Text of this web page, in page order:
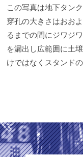
この写真は地下タン
穿孔の大きさはおお
るまでの間にジワジ
を漏出し広範囲に土
けではなくスタンド